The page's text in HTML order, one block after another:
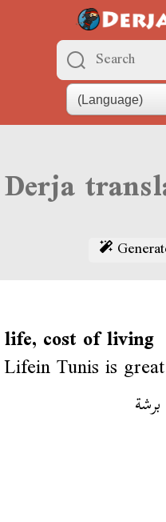
life, cost of living
Lifein Tunis is